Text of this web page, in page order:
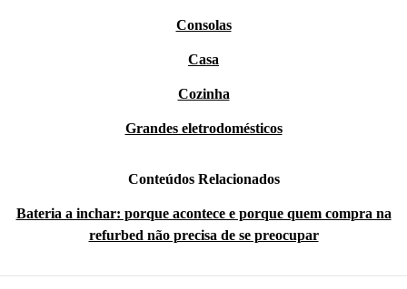
Consolas
Casa
Cozinha
Grandes eletrodomésticos
Conteúdos Relacionados
Bateria a inchar: porque acontece e porque quem compra na
refurbed não precisa de se preocupar